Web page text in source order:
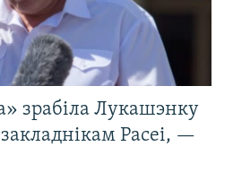
зрабіла Лукашэнку
Расеі, —